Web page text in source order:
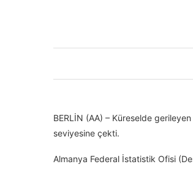
BERLİN (AA) – Küreselde
seviyesine çekti.
Almanya Federal İstatistik Ofisi